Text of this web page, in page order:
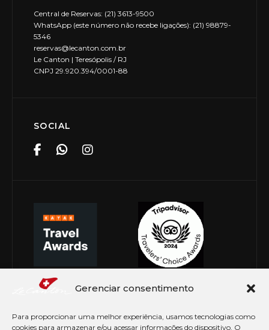
Gerenciar consentimento
Para proporcionar uma melhor experiência, usamos tecnologias como
cookies para armazenar e/ou acessar informações do dispositivo. O
Central de Reservas: (21) 3613-9500
WhatsApp (este número não recebe ligações): (21) 98879-
5346
reservas@lecanton.com.br
Le Canton | Teresópolis / RJ
CNPJ 29.920.394/0001-88
SOCIAL